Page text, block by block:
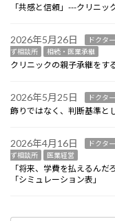
「共感と信頼」---クリニ
2026年5月26日 ドクタ
ず相談所
相続・医業承継
クリニックの親子承継をす
2026年5月25日 ドクタ
飾りではなく、判断基準と
2026年4月16日 ドクタ
ず相談所
医業経営
「将来、学費を払えるん
「シミュレーション表」